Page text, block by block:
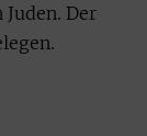
Der